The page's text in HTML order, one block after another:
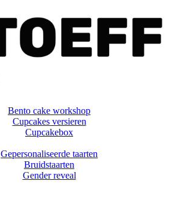
Bento cake workshop
Cupcakes versieren
Cupcakebox
Gepersonaliseerde taarten
Bruidstaarten
Gender reveal